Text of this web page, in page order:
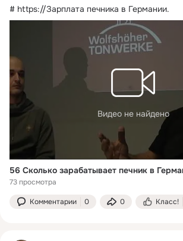
# https://Зарплата печника в Германии.
Видео не найдено
73 просмотра
Комментарии 0 0 Класс!